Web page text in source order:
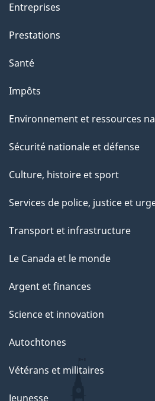
Entreprises
Prestations
Santé
Impôts
Environnement et ressources
Sécurité nationale et défense
Culture, histoire et sport
Services de police, justice et
Transport et infrastructure
Le Canada et le monde
Argent et finances
Science et innovation
Autochtones
Vétérans et militaires
Jeunesse